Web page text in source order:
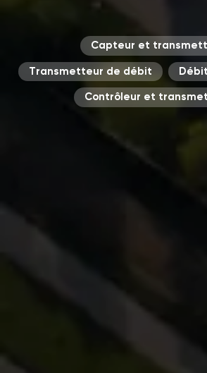
Capteur et
Transmetteur de débit
Contrôleur et